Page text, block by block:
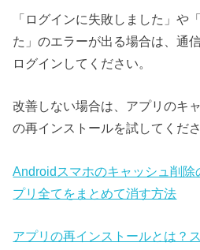
「ログインに失敗しました」や
た」のエラーが出る場合は、通
ログインしてください。
改善しない場合は、アプリのキ
の再インストールを試してくださ
Androidスマホのキャッシュ削
プリ全てをまとめて消す方法
アプリの再インストールとは？